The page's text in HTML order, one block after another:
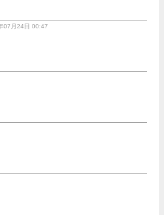
07月24日 00:47